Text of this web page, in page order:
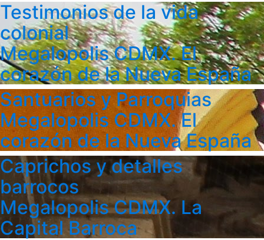
Testimonios de la vida
colonial
Megalopolis CDMX. El
corazón de la Nueva España
Santuarios y Parroquias
Megalopolis CDMX. El
corazón de la Nueva España
Caprichos y detalles
barrocos
Megalopolis CDMX. La
Capital Barroca